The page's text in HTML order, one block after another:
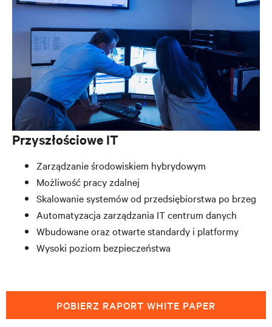
Przyszłościowe IT
Zarządzanie środowiskiem hybrydowym
Możliwość pracy zdalnej
Skalowanie systemów od przedsiębiorstwa po brzeg
Automatyzacja zarządzania IT centrum danych
Wbudowane oraz otwarte standardy i platformy
Wysoki poziom bezpieczeństwa
POBIERZ RAPORT WHITE PAPER